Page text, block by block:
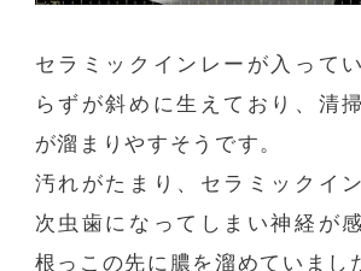
セラミックインレーが入って
らずが斜めに生えており、清
が溜まりやすそうです。
汚れがたまり、セラミックイ
次虫歯になってしまい神経が
根っこの先に膿を溜めていまし